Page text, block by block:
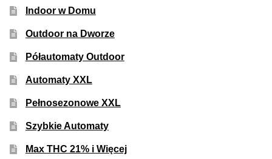
Indoor w Domu
Outdoor na Dworze
Półautomaty Outdoor
Automaty XXL
Pełnosezonowe XXL
Szybkie Automaty
Max THC 21% i Więcej